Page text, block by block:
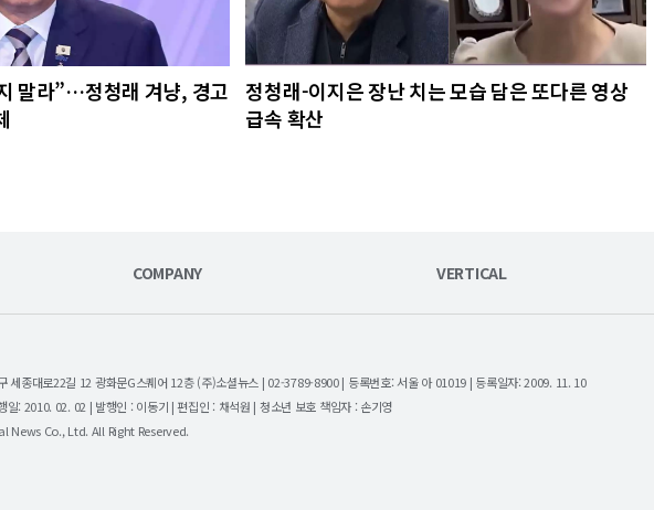
말라”…정청래 겨냥, 경고
정청래-이지은 장난 치는 모습 담은 또다른 영상
급속 확산
COMPANY VERTICAL
세종대로22길 12 광화문G스퀘어 12층 (주)소셜뉴스 | 02-3789-8900 | 등록번호: 서울 아 01019 | 등록일자: 2009. 11. 10
일: 2010. 02. 02 | 발행인 : 이동기 | 편집인 : 채석원 | 청소년 보호 책임자 : 손기영
News Co., Ltd. All Right Reserved.